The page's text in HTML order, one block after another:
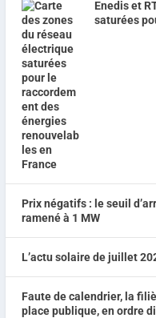
Enedis et
saturées
Prix négatifs : le seuil
ramené à 1 MW
L’actu solaire de juillet
Faute de calendrier, la
place publique, en ordre